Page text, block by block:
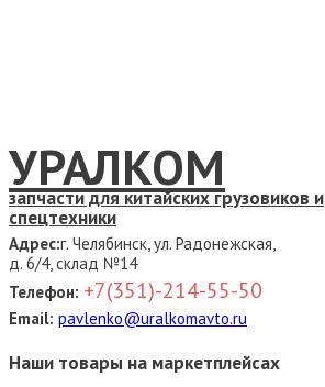
УРАЛКОМ
запчасти для китайских грузовиков и
спецтехники
Адрес:г. Челябинск, ул. Радонежская,
д. 6/4, склад №14
Телефон: +7(351)-214-55-50
Email: pavlenko@uralkomavto.ru
Наши товары на маркетплейсах